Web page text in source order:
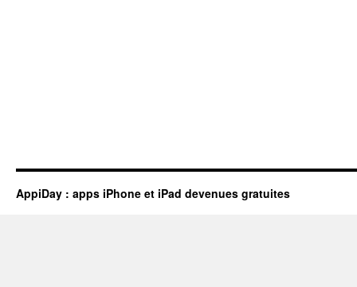
AppiDay : apps iPhone et iPad devenues gratuites